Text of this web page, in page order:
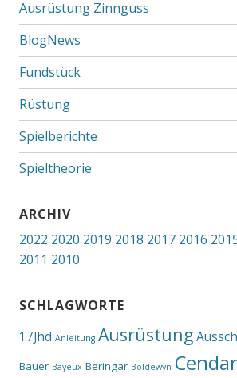
Ausrüstung Zinnguss
BlogNews
Fundstück
Rüstung
Spielberichte
Spieltheorie
ARCHIV
2022 2020 2019 2018 2017 2016
2011 2010
SCHLAGWORTE
17Jhd Anleitung Ausrüstung
Bauer Bayeux Beringar Boldewyn